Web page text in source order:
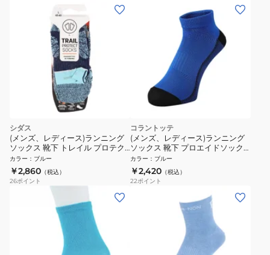
シダス
(メンズ、レディース)ランニング
ソックス 靴下 トレイル プロテク
ト 3214162
カラー ： ブルー
￥2,860 （税込）
26ポイント
コラントッテ
(メンズ、レディース)ランニング
ソックス 靴下 プロエイドソック
ス AJMMA01
カラー ： ブルー
￥2,420 （税込）
22ポイント